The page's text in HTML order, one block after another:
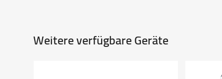
Weitere verfügbare Geräte